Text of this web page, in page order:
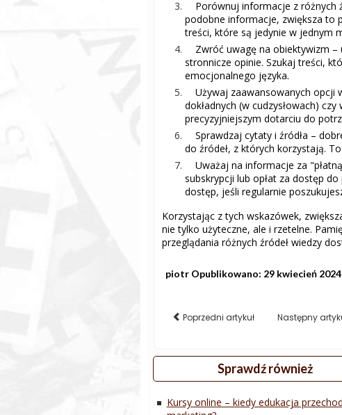
Porównuj informacje z różnych
podobne informacje, zwiększa to
treści, które są jedynie w jednym
Zwróć uwagę na obiektywizm
stronnicze opinie. Szukaj treści,
emocjonalnego języka.
Używaj zaawansowanych opcji
dokładnych (w cudzysłowach)
precyzyjniejszym dotarciu do
Sprawdzaj cytaty i źródła –
do źródeł, z których korzystają.
Uważaj na informacje za
subskrypcji lub opłat za dostęp
dostęp, jeśli regularnie
Korzystając z tych wskazówek,
nie tylko użyteczne, ale i rzetelne.
przeglądania różnych źródeł wiedzy
piotr Opublikowano: 29 kwiecień 2024
Poprzedni artykuł Następny
Sprawdź również
Kursy online – kiedy edukacja